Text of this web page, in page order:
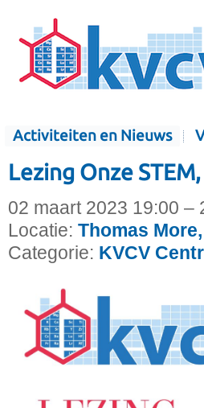
Activiteiten en Nieuws
Lezing Onze
02 maart 2023 19:00 –
Locatie: Thomas
Categorie: KVCV